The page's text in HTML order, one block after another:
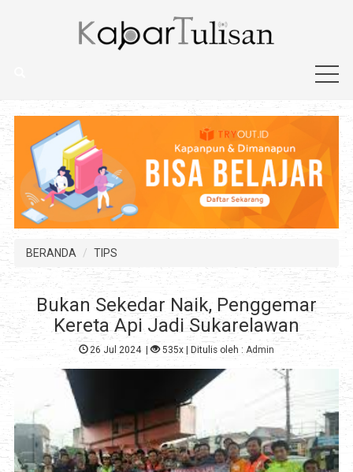
BERANDA TIPS
Bukan Sekedar Naik, Penggemar
Kereta Api Jadi Sukarelawan
26 Jul 2024| 535x | Ditulis oleh :Admin